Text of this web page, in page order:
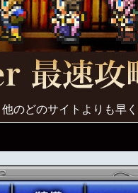
のどのサイトよりも早